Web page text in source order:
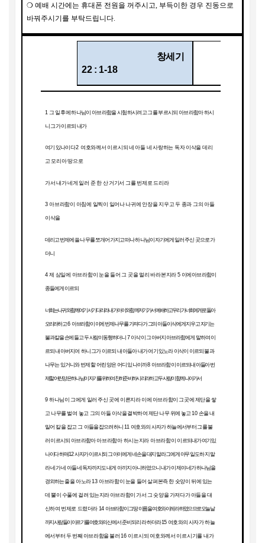
❍ 예배 시간에는 휴대폰 전원을 꺼주시고
부득이한 경우 진동으로
바꿔주시기를 부탁드립니다.
창세기
22 : 1-18
1 그 일 후에 하나님이 아브라함을 시험하시려고 그를 부르시되 아브라함아 하시
니 그가 이르되 내가
여기 있나이다2 여호와께서 이르시되 네 아들 네 사랑하는 독자 이삭을 데리
고 모리아 땅으로
가서 내가 네게 일러 준 한 산 거기서 그를 번제로 드리라
3아브라함이 아침에 일찍이 일어나 나귀에 안장을 지우고 두 종과 그의 아들
이삭을
데리고 번제에 쓸 나무를 쪼개어 가지고 떠나 하나님이 자기에게 일러 주신 곳으로 가
더니
4제 삼일에 아브라함이 눈을 들어 그 곳을 멀리 바라본지라 5 이에 아브라함이
종들에게 이르되
너희는 나귀와 함께 여기서 기다리라 내가 아이와 함께 저기 가서 예배하고 우리가 너희에게로 돌아
오리라하고 6 아브라함이 이에 번제 나무를 가져다가 그의 아들 이삭에게 지우고 자기는
불과 칼을 손에 들고두 사람이 동행하더니 7 이삭이 그 아버지 아브라함에게 말하여 이
르되 내 아버지여 하니 그가 이르되 내 아들아 내가 여기 있노라 이삭이 이르되 불과
나무는 있거니와 번제 할 어린 양은 어디 있나이까8 아브라함이 이르되 내 아들아번
제할 어린 양은 하나님이 자기를 위하여 친히 준비하시리라 하고 두 사람이 함께 나아가서
9하나님이 그에게 일러 주신 곳에 이른지라 이에 아브라함이 그곳에 제단을 쌓
고 나무를 벌여 놓고 그의 아들 이삭을 결박하여 제단 나무 위에 놓고10 손을 내
밀어 칼을 잡고 그 아들을 잡으려 하니 11여호와의 사자가 하늘에서부터 그를 불
러 이르시되 아브라함아아브라함아 하시는지라 아브라함이 이르되 내가 여기 있
나이다 하매12사자가 이르시되 그 아이에게 네 손을 대지 말라 그에게 아무 일도하지 말
라 네가네 아들 네 독자까지도 내게 아끼지 아니하였으니 내가 이제야 네가 하나님을
경외하는줄을 아노라13아브라함이 눈을 들어 살펴본즉 한 숫양이 뒤에 있는
데 뿔이 수풀에 걸려 있는지라 아브라함이 가서 그 숫양을 가져다가 아들을 대
신하여 번제로 드렸더라 14아브라함이 그 땅 이름을여호와 이레라 하였으므로 오늘날
까지 사람들이 이르기를 여호와의산에서 준비되리라 하더라15 여호와의 사자가 하늘
에서부터 두 번째 아브라함을 불러16 이르시되 여호와께서 이르시기를 내가